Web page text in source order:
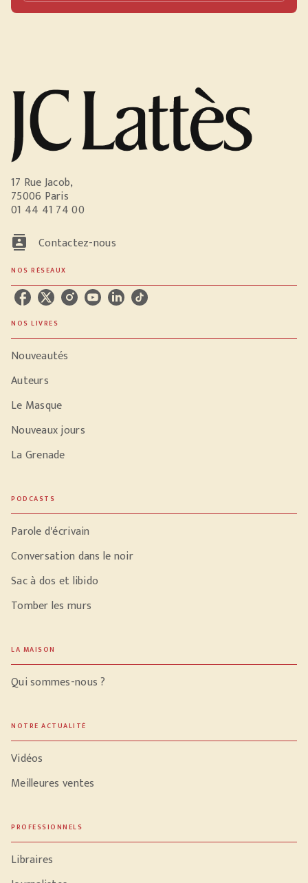
17 Rue Jacob,
75006 Paris
01 44 41 74 00
contacts Contactez-nous
NOS RÉSEAUX
NOS LIVRES
Nouveautés
Auteurs
Le Masque
Nouveaux jours
La Grenade
PODCASTS
Parole d'écrivain
Conversation dans le noir
Sac à dos et libido
Tomber les murs
LA MAISON
Qui sommes-nous ?
NOTRE ACTUALITÉ
Vidéos
Meilleures ventes
PROFESSIONNELS
Libraires